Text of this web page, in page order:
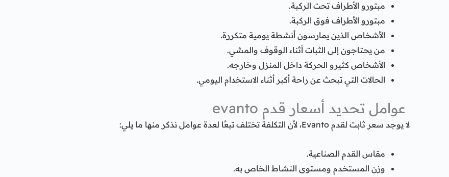
مبتورو الأطراف تحت الركبة.
مبتورو الأطراف فوق الركبة.
الأشخاص الذين يمارسون أنشطة يومية متكررة.
من يحتاجون إلى الثبات أثناء الوقوف والمشي.
الأشخاص كثيرو الحركة داخل المنزل وخارجه.
الحالات التي تبحث عن راحة أكبر أثناء الاستخدام اليومي.
عوامل تحديد أسعار قدم evanto
لا يوجد سعر ثابت لقدم Evanto، لأن التكلفة تختلف تبعًا لعدة عوامل نذكر منها ما يلي:
مقاس القدم الصناعية.
وزن المستخدم ومستوى النشاط الخاص به.